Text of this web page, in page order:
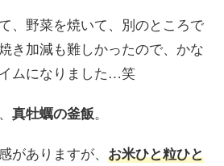
、野菜を焼いて、別のところで
き加減も難しかったので、かな
ムになりました…笑
真牡蠣の釜飯。
がありますが、 お米ひと粒ひと